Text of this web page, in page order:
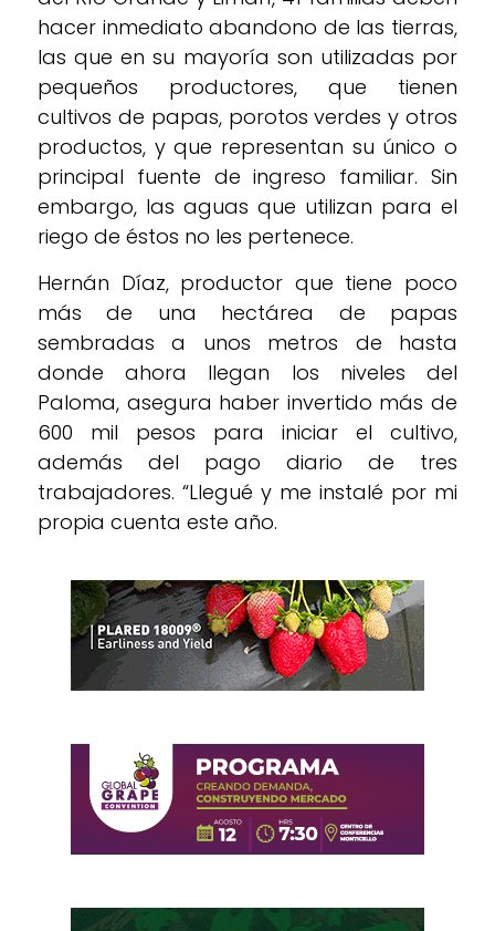
hacer inmediato abandono de las tierras,
las que en su mayoría son utilizadas por
pequeños productores, que tienen
cultivos de papas, porotos verdes y otros
productos, y que representan su único o
principal fuente de ingreso familiar. Sin
embargo, las aguas que utilizan para el
riego de éstos no les pertenece.
Hernán Díaz, productor que tiene poco
más de una hectárea de papas
sembradas a unos metros de hasta
donde ahora llegan los niveles del
Paloma, asegura haber invertido más de
600 mil pesos para iniciar el cultivo,
además del pago diario de tres
trabajadores. “Llegué y me instalé por mi
propia cuenta este año.